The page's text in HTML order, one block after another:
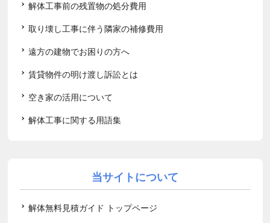
解体工事前の残置物の処分費用
取り壊し工事に伴う隣家の補修費用
遠方の建物でお困りの方へ
賃貸物件の明け渡し訴訟とは
空き家の活用について
解体工事に関する用語集
当サイトについて
解体無料見積ガイド トップページ